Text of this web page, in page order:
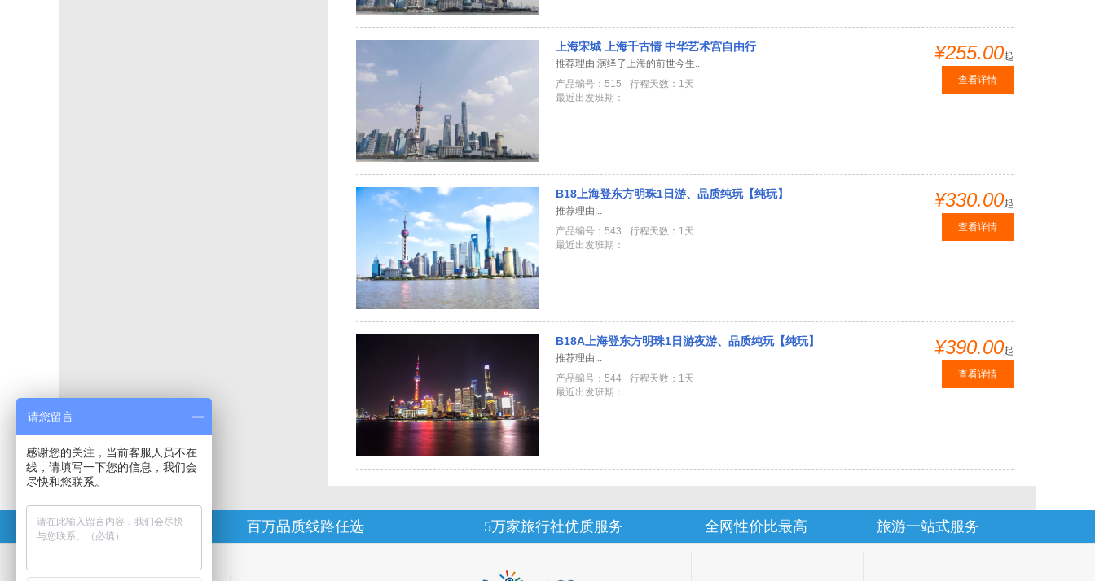
上海宋城 上海千古情 中华艺术宫自由行
推荐理由:演绎了上海的前世今生..
产品编号：515
行程天数：1天
最近出发班期：
¥255.00起
查看详情
B18上海登东方明珠1日游、品质纯玩【纯玩】
推荐理由:..
产品编号：543
行程天数：1天
最近出发班期：
¥330.00起
查看详情
B18A上海登东方明珠1日游夜游、品质纯玩【纯玩】
推荐理由:..
产品编号：544
行程天数：1天
最近出发班期：
¥390.00起
查看详情
为什么选择啦啦 百万品质线路任选 5万家旅行社优质服务 全网性价比最高 旅游一站式服务
请您留言
感谢您的关注，当前客服人员不在
线，请填写一下您的信息，我们会
尽快和您联系。